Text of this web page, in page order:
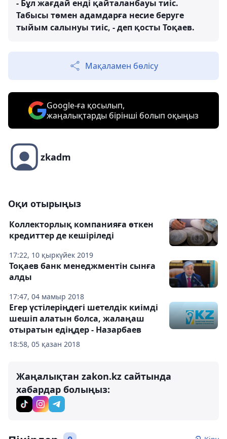
- Бұл жағдай енді қайталанбауы тиіс.
Табысы төмен адамдарға несие беруге
тыйым салынуы тиіс, - деп қосты Тоқаев.
Мақаламен бөлісу
Google-ға қосылып,
жаңалықтарды бірінші болып оқыңыз
zkadm
Оқи отырыңыз
17:22, 10 қыркүйек 2019
Коллекторлық компанияға өткен
кредиттер де кешіріледі
17:47, 04 мамыр 2018
Тоқаев банк менеджментін сынға
алды
18:58, 05 қазан 2018
Егер үстілеріңдегі шетелдік киімді
шешіп алатын болса, жалаңаш
отыратын едіңдер - Назарбаев
Жаңалықтан zakon.kz сайтында
хабардар болыңыз: